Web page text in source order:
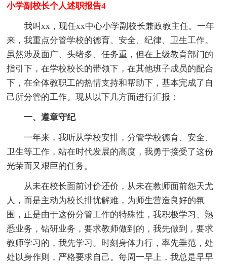
小学副校长个人述职报告4
我叫xx，现任xx中心小学副校长兼政教主任。一年
来，我重点分管学校的德育、安全、纪律、卫生工作。
虽然涉及面广、头绪多、任务重，但在上级教育部门的
指引下，在学校校长的带领下，在其他班子成员的配合
下，在全体教职工的热情支持和帮助下，基本完成了自
己所分管的工作。现从以下几方面进行汇报：
一、遵章守纪
一年来，我听从学校安排，分管学校德育、安全、
卫生等工作，站在时代发展的高度，我勇于接受了这份
光荣而又艰巨的任务。
从未在校长面前讨价还价，从未在教师面前怨天尤
人，而是主动为校长排忧解难，为师生营造良好的氛
围，正是由于这份分管工作的特殊性，我积极学习、熟
悉业务，钻研业务，要求教师做到的，我先做到，要求
教师学习的，我先学习。时刻身体力行，率先垂范，处
处以身作则，严格要求自己。每周一早上，我总是早早